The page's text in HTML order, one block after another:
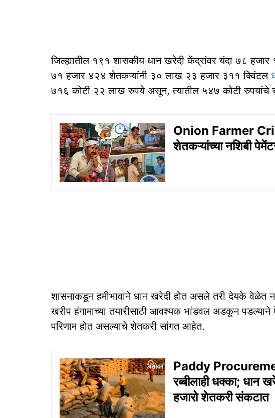
जिल्ह्यातील १९१ शासकीय धान खरेदी केंद्रांवर यंदा ७८ हजार
७१ हजार ४२४ शेतकऱ्यांनी ३० लाख २३ हजार ३११ क्विंटल
७१६ कोटी २२ लाख रुपये असून, त्यातील ५४७ कोटी रुपयांचे
Onion Farmer
शेतकऱ्यांच्या नशिबी
शासनाकडून हमीभावाने धान खरेदी होत असले तरी देयके वेळेत न
खरीप हंगामाच्या तयारीसाठी आवश्यक भांडवल अडकून पडल्याने
परिणाम होत असल्याचे शेतकरी सांगत आहेत.
Paddy
रब्बीलाही धक्का; धान
हजारो शेतकरी संकटात